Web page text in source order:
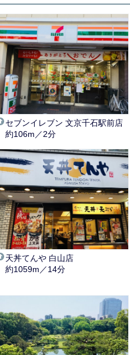
セブンイレブン 文京千石駅前店
約106m／2分
天丼てんや 白山店
約1059m／14分